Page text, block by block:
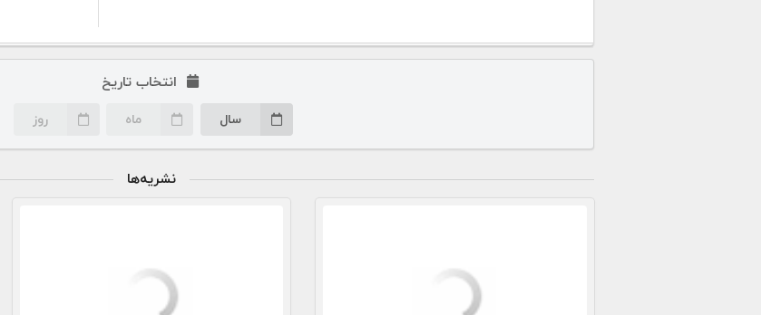
انتخاب تاریخ
سال ماه روز
نشریه‌ها